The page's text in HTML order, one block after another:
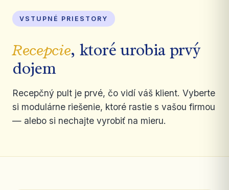
VSTUPNÉ PRIESTORY
Recepcie, ktoré urobia prvý
dojem
Recepčný pult je prvé, čo vidí váš klient. Vyberte
si modulárne riešenie, ktoré rastie s vašou firmou
— alebo si nechajte vyrobiť na mieru.